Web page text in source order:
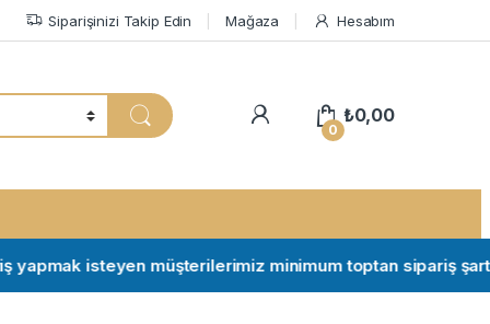
Siparişinizi Takip Edin Mağaza Hesabım
My Account
0
₺0,00
isteyen müşterilerimiz minimum toptan sipariş şartları